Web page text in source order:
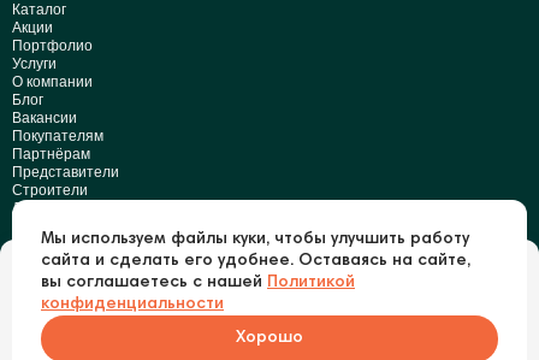
Это ваш город?
г Санкт-Петербург
Мы используем файлы куки, чтобы улучшить работу
сайта и сделать его удобнее. Оставаясь на сайте,
вы соглашаетесь с нашей Политикой
конфиденциальности
Хорошо
Каталог
Акции
Портфолио
Услуги
О компании
Блог
Вакансии
Покупателям
Партнёрам
Представители
Строители
Дилеры
Раскрытие информации
© Kriastak, 2026
Политика конфиденциальности